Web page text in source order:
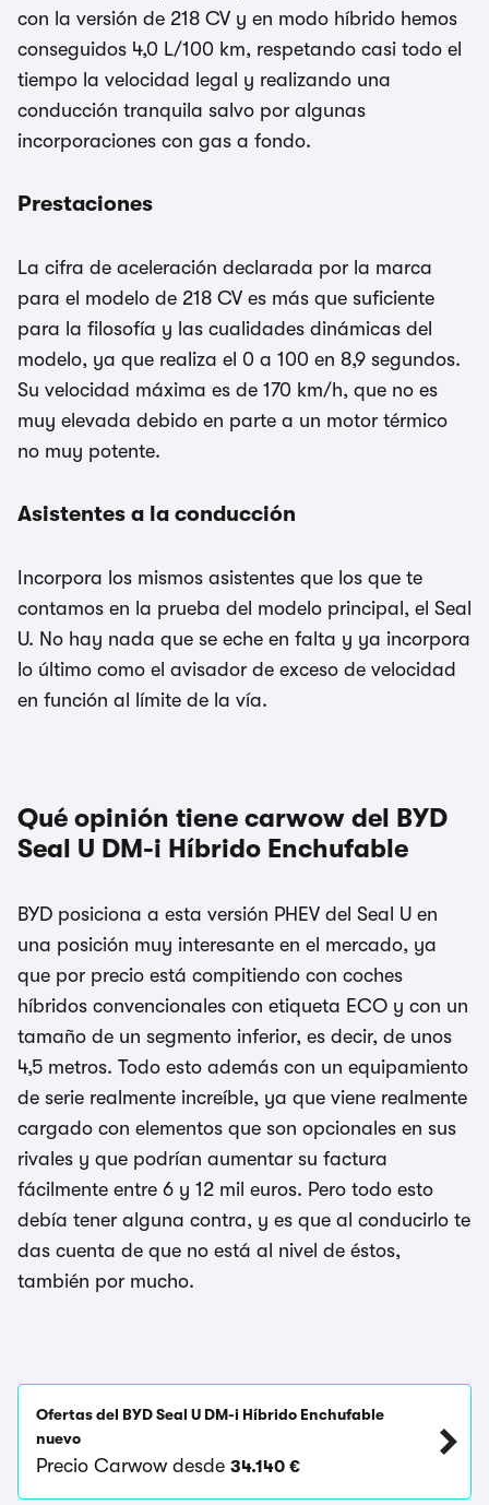
con la versión de 218 CV y en modo híbrido hemos
conseguidos 4,0 L/100 km, respetando casi todo el
tiempo la velocidad legal y realizando una
conducción tranquila salvo por algunas
incorporaciones con gas a fondo.
Prestaciones
La cifra de aceleración declarada por la marca
para el modelo de 218 CV es más que suficiente
para la filosofía y las cualidades dinámicas del
modelo, ya que realiza el 0 a 100 en 8,9 segundos.
Su velocidad máxima es de 170 km/h, que no es
muy elevada debido en parte a un motor térmico
no muy potente.
Asistentes a la conducción
Incorpora los mismos asistentes que los que te
contamos en la prueba del modelo principal, el Seal
U. No hay nada que se eche en falta y ya incorpora
lo último como el avisador de exceso de velocidad
en función al límite de la vía.
Qué opinión tiene carwow del BYD
Seal U DM-i Híbrido Enchufable
BYD posiciona a esta versión PHEV del Seal U en
una posición muy interesante en el mercado, ya
que por precio está compitiendo con coches
híbridos convencionales con etiqueta ECO y con un
tamaño de un segmento inferior, es decir, de unos
4,5 metros. Todo esto además con un equipamiento
de serie realmente increíble, ya que viene realmente
cargado con elementos que son opcionales en sus
rivales y que podrían aumentar su factura
fácilmente entre 6 y 12 mil euros. Pero todo esto
debía tener alguna contra, y es que al conducirlo te
das cuenta de que no está al nivel de éstos,
también por mucho.
Ofertas del BYD Seal U DM-i Híbrido Enchufable
nuevo
Precio Carwow desde 34.140 €